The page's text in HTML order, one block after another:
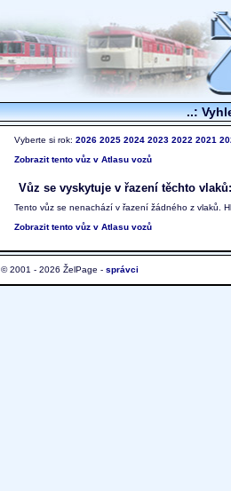
..:
Vyberte si rok: 2026 2025 2024 2023 2022 2021
Zobrazit tento vůz v Atlasu vozů
Vůz se vyskytuje v řazení těchto vlaků:
Tento vůz se nenachází v řazení žádného z vlaků.
Zobrazit tento vůz v Atlasu vozů
© 2001 - 2026 ŽelPage - správci